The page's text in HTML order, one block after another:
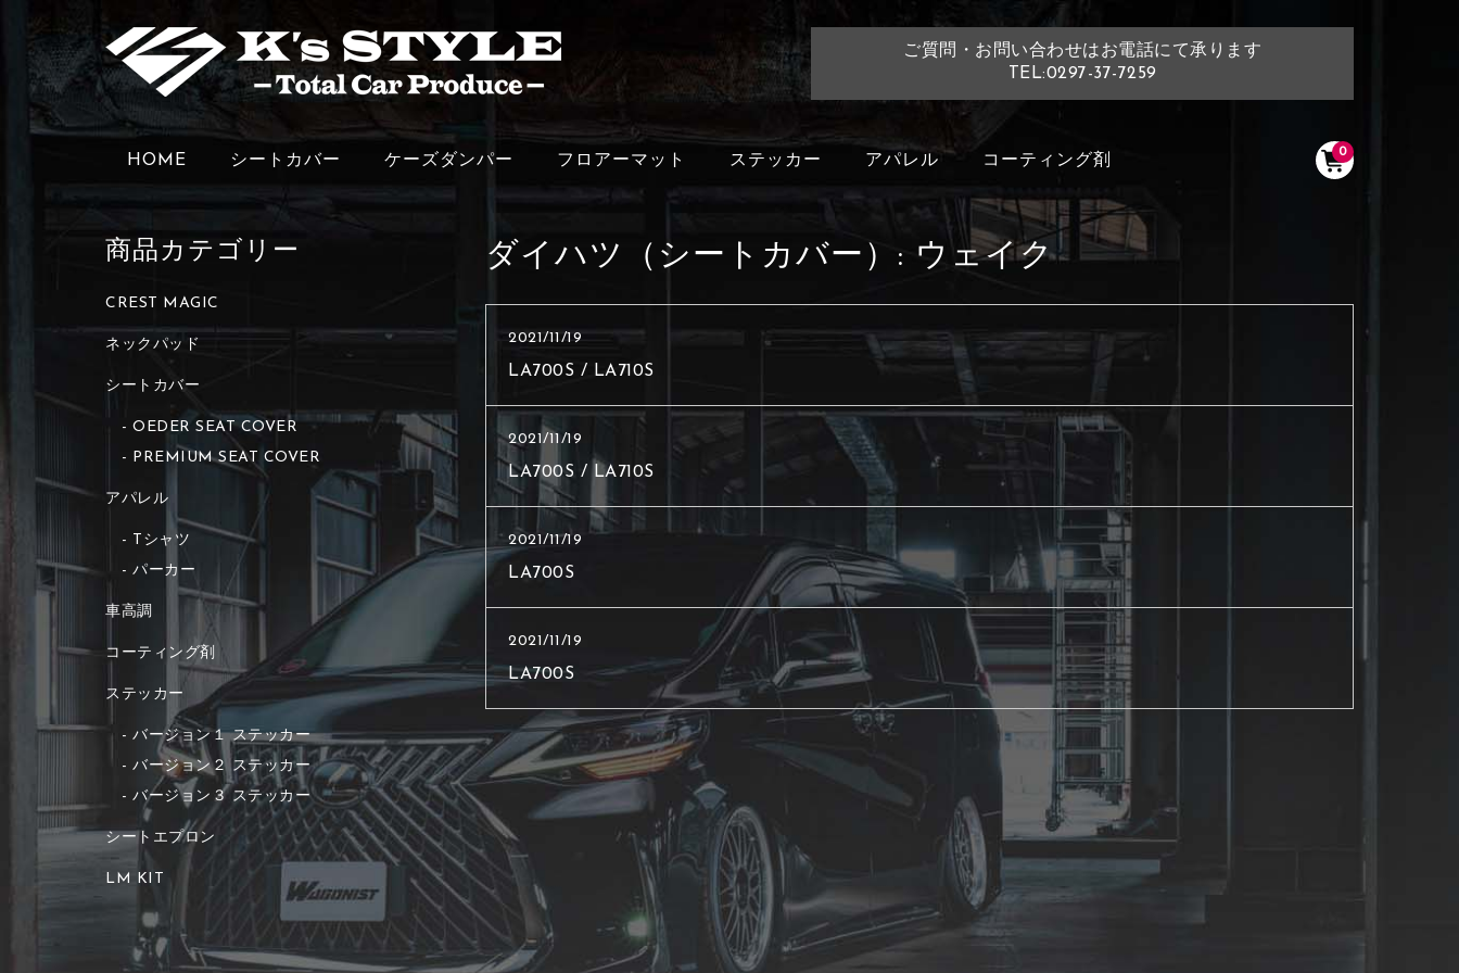
ご質問・お問い合わせはお電話にて承ります
TEL:0297-37-7259
0
HOME シートカバー ケーズダンパー フロアーマット ステッカー アパレル コーティング剤
ダイハツ（シートカバー）: ウェイク
2021/11/19
LA700S / LA710S
2021/11/19
LA700S / LA710S
2021/11/19
LA700S
2021/11/19
LA700S
商品カテゴリー
CREST MAGIC
ネックパッド
シートカバー
OEDER SEAT COVER
PREMIUM SEAT COVER
アパレル
Tシャツ
パーカー
車高調
コーティング剤
ステッカー
バージョン１ ステッカー
バージョン２ ステッカー
バージョン３ ステッカー
シートエプロン
LM KIT